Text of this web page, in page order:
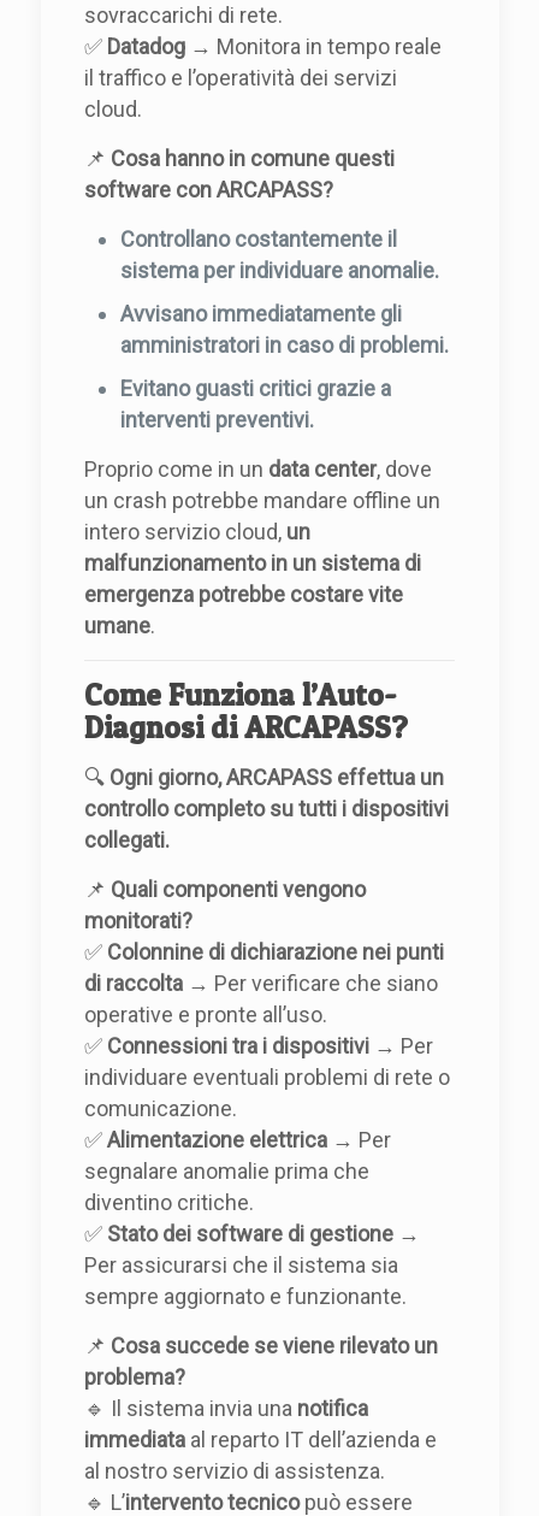
sovraccarichi di rete.
✅ Datadog → Monitora in tempo reale
il traffico e l’operatività dei servizi
cloud.
📌 Cosa hanno in comune questi
software con ARCAPASS?
Controllano costantemente il
sistema per individuare anomalie.
Avvisano immediatamente gli
amministratori in caso di problemi.
Evitano guasti critici grazie a
interventi preventivi.
Proprio come in un data center, dove
un crash potrebbe mandare offline un
intero servizio cloud, un
malfunzionamento in un sistema di
emergenza potrebbe costare vite
umane.
Come Funziona l’Auto-
Diagnosi di ARCAPASS?
🔍 Ogni giorno, ARCAPASS effettua un
controllo completo su tutti i dispositivi
collegati.
📌 Quali componenti vengono
monitorati?
✅ Colonnine di dichiarazione nei punti
di raccolta → Per verificare che siano
operative e pronte all’uso.
✅ Connessioni tra i dispositivi → Per
individuare eventuali problemi di rete o
comunicazione.
✅Alimentazione elettrica → Per
segnalare anomalie prima che
diventino critiche.
✅ Stato dei software di gestione →
Per assicurarsi che il sistema sia
sempre aggiornato e funzionante.
📌 Cosa succede se viene rilevato un
problema?
🔹 Il sistema invia una notifica
immediata al reparto IT dell’azienda e
al nostro servizio di assistenza.
🔹 L’intervento tecnicopuò essere